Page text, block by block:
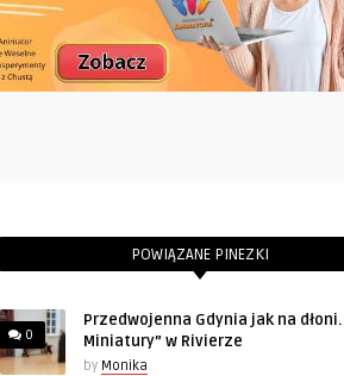
POWIĄZANE PINEZKI
0
Przedwojenna Gdynia jak na dłoni.
Miniatury” w Rivierze
by Monika